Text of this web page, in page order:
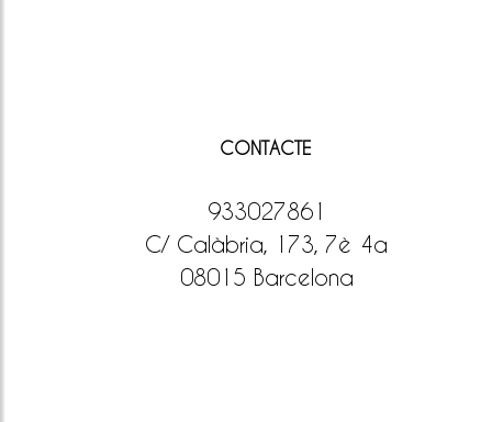
CONTACTE
933027861
C/ Calàbria, 173, 7è 4a
08015 Barcelona